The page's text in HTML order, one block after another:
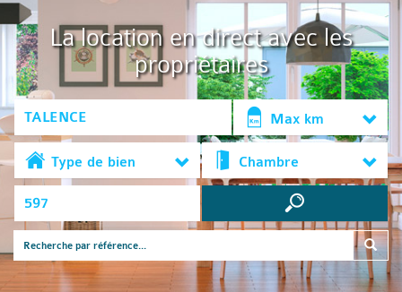
La location en direct avec les
propriétaires
Max km
Type de bien Chambre